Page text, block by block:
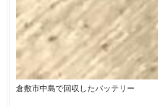
倉敷市中島で回収したバッテリー